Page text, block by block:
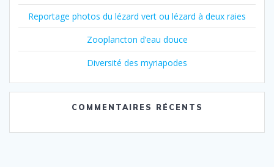
Reportage photos du lézard vert ou lézard à deux raies
Zooplancton d’eau douce
Diversité des myriapodes
COMMENTAIRES RÉCENTS